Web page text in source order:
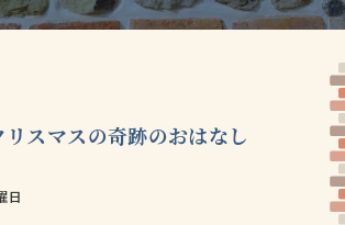
スマスの奇跡のおはなし
日